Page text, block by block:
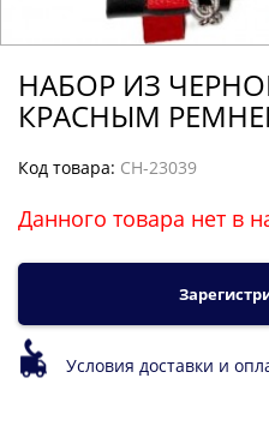
НАБОР ИЗ
КРАСНЫМ
Код товара: CH-23039
Данного товара нет в
Условия доставки и